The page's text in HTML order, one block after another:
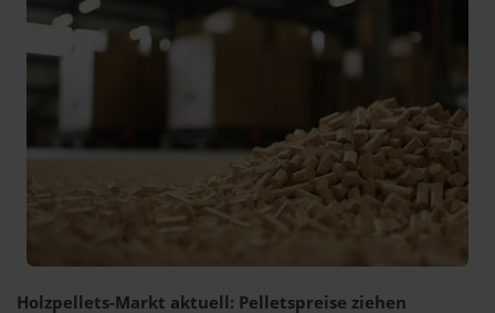
Holzpellets-Markt aktuell: Pelletspreise ziehen